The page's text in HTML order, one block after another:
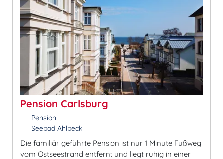
Pension Carlsburg
Pension
Seebad Ahlbeck
Die familiär geführte Pension ist nur 1 Minute Fußweg
vom Ostseestrand entfernt und liegt ruhig in einer